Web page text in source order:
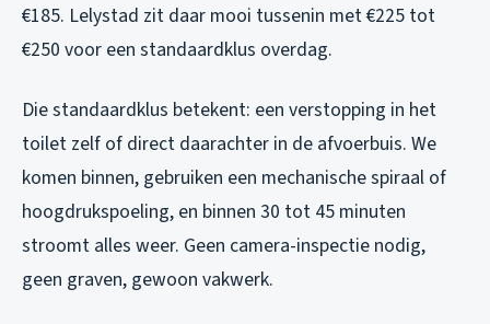
€185. Lelystad zit daar mooi tussenin met €225 tot
€250 voor een standaardklus overdag.
Die standaardklus betekent: een verstopping in het
toilet zelf of direct daarachter in de afvoerbuis. We
komen binnen, gebruiken een mechanische spiraal of
hoogdrukspoeling, en binnen 30 tot 45 minuten
stroomt alles weer. Geen camera-inspectie nodig,
geen graven, gewoon vakwerk.